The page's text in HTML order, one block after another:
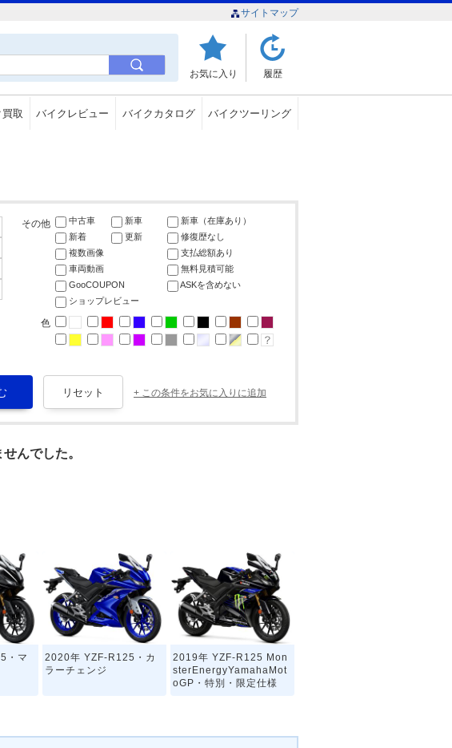
サイトマップ
お気に入り 履歴
取 バイクレビュー バイクカタログ バイクツーリング
その他 中古車 新車
新車（在庫あり）
新着
更新
修復歴なし
複数画像
支払総額あり
車両動画
無料見積可能
GooCOUPON
ASKを含めない
ショップレビュー
色
+ この条件をお気に入りに追加
んでした。
・マ
2020年 YZF-R125・カ
ラーチェンジ
2019年 YZF-R125 Mon
sterEnergyYamahaMot
oGP・特別・限定仕様